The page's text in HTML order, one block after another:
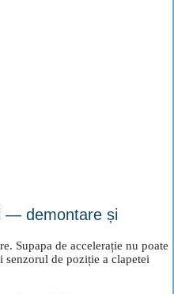
— demontare și
Supapa de accelerație nu poate
senzorul de poziție a clapetei